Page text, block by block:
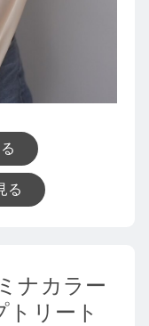
る
ナカラー
リート